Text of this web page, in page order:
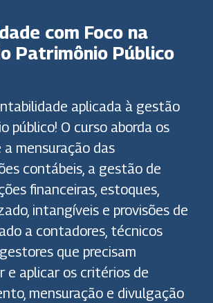
com Foco na
Patrimônio Público
aplicada à gestão
público! O curso aborda os
mensuração das
contábeis, a gestão de
financeiras, estoques,
intangíveis e provisões de
a contadores, técnicos
que precisam
e aplicar os critérios de
mensuração e divulgação